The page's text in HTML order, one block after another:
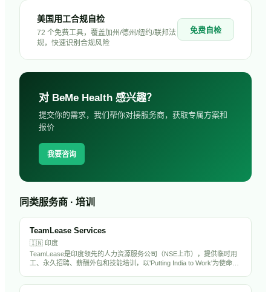
美国用工合规自检
72 个免费工具，覆盖加州/德州/纽约/联邦法
规，快速识别合规风险
免费自检
对 BeMe Health 感兴趣？
提交你的需求，我们帮你对接服务商，获取专属方案和
报价
我要咨询
同类服务商 · 培训
TeamLease Services
🇮🇳 印度
TeamLease是印度领先的人力资源服务公司（NSE上市），提供临时用
工、永久招聘、薪酬外包和技能培训，以'Putting India to Work'为使命，